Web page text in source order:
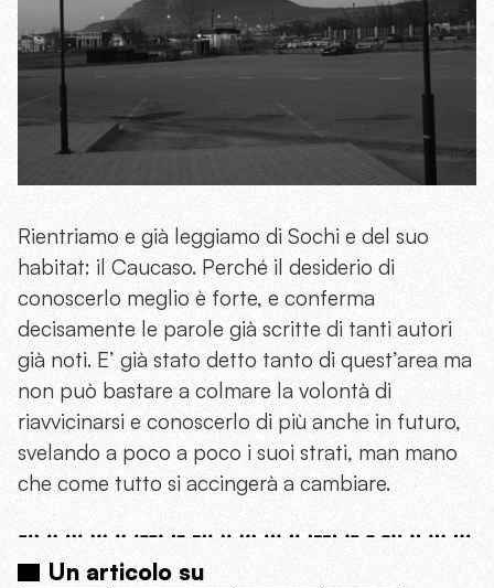
Rientriamo e già leggiamo di Sochi e del suo
habitat: il Caucaso. Perché il desiderio di
conoscerlo meglio è forte, e conferma
decisamente le parole già scritte di tanti autori
già noti. E’ già stato detto tanto di quest’area ma
non può bastare a colmare la volontà di
riavvicinarsi e conoscerlo di più anche in futuro,
svelando a poco a poco i suoi strati, man mano
che come tutto si accingerà a cambiare.
Un articolo su